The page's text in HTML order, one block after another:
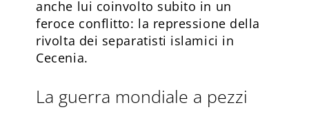
anche lui coinvolto subito in un
feroce conflitto: la repressione della
rivolta dei separatisti islamici in
Cecenia.
La guerra mondiale a pezzi